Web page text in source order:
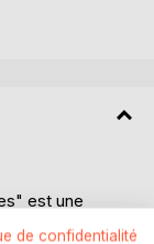
est une
habilement
de confidentialité